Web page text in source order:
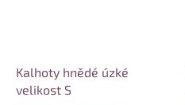
Kalhoty hnědé úzké
velikost S